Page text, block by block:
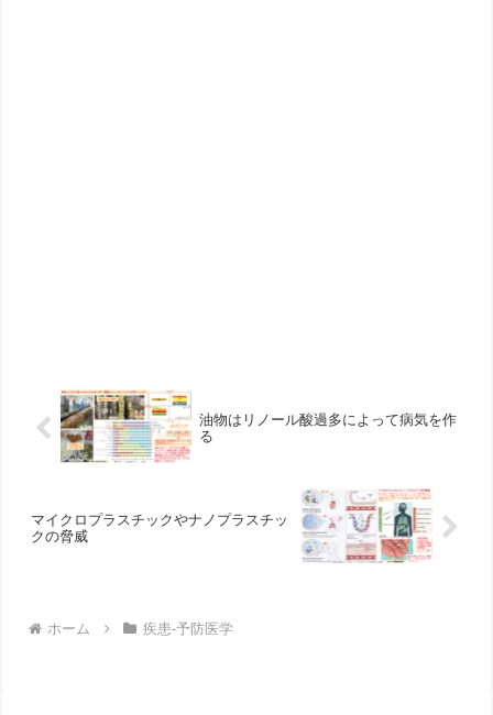
油物はリノール酸過多によって病気を作
る
マイクロプラスチックやナノプラスチッ
クの脅威
ホーム 疾患-予防医学